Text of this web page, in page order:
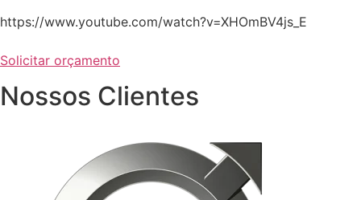
https://www.youtube.com/watch?v=XHOmBV4js_E
Solicitar orçamento
Nossos Clientes